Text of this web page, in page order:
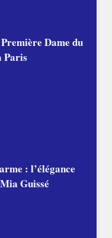
Dame du
Paris
: l’élégance
Guissé